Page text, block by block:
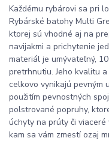
Každému rybárovi sa pri
Rybárské batohy Multi
ktorej sú vhodné aj na
navijakmi a prichytenie
materiál je umývateľný,
pretrhnutiu. Jeho kvalitu
celkovo vynikajú pevným
použitím pevnostných
polstrované popruhy,
úchyty na prúty či
kam sa vám zmestí ozaj